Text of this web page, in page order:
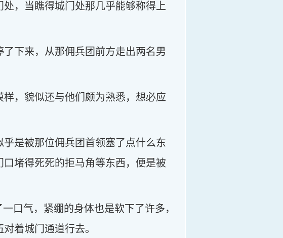
，当瞧得城门处那几乎能够称得上
下来，从那佣兵团前方走出两名男
，貌似还与他们颇为熟悉，想必应
是被那位佣兵团首领塞了点什么东
堵得死死的拒马角等东西，便是被
口气，紧绷的身体也是软下了许多，
着城门通道行去。